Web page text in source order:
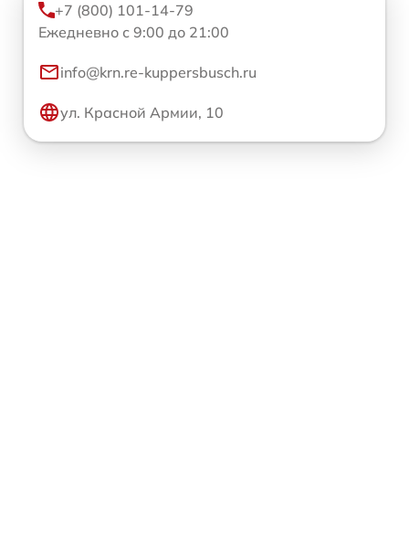
+7 (800) 101-14-79
Ежедневно с 9:00 до 21:00
info@krn.re-kuppersbusch.ru
ул. Красной Армии, 10